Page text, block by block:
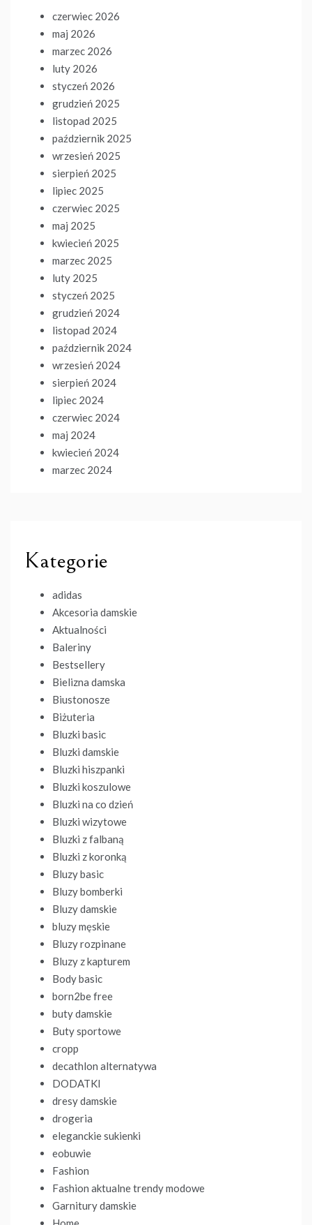
czerwiec 2026
maj 2026
marzec 2026
luty 2026
styczeń 2026
grudzień 2025
listopad 2025
październik 2025
wrzesień 2025
sierpień 2025
lipiec 2025
czerwiec 2025
maj 2025
kwiecień 2025
marzec 2025
luty 2025
styczeń 2025
grudzień 2024
listopad 2024
październik 2024
wrzesień 2024
sierpień 2024
lipiec 2024
czerwiec 2024
maj 2024
kwiecień 2024
marzec 2024
Kategorie
adidas
Akcesoria damskie
Aktualności
Baleriny
Bestsellery
Bielizna damska
Biustonosze
Biżuteria
Bluzki basic
Bluzki damskie
Bluzki hiszpanki
Bluzki koszulowe
Bluzki na co dzień
Bluzki wizytowe
Bluzki z falbaną
Bluzki z koronką
Bluzy basic
Bluzy bomberki
Bluzy damskie
bluzy męskie
Bluzy rozpinane
Bluzy z kapturem
Body basic
born2be free
buty damskie
Buty sportowe
cropp
decathlon alternatywa
DODATKI
dresy damskie
drogeria
eleganckie sukienki
eobuwie
Fashion
Fashion aktualne trendy modowe
Garnitury damskie